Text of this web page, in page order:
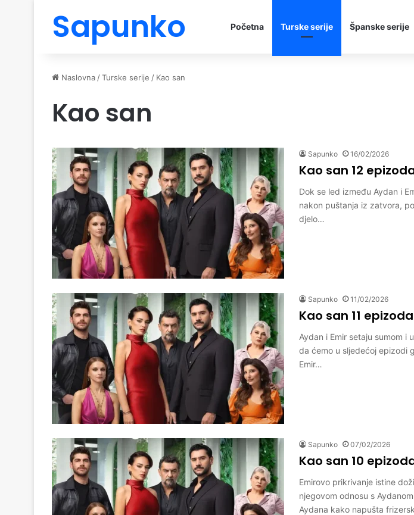
Sapunko Početna Turske serije Španske serije
Naslovna /Turske serije / Kao san
Kao san
Sapunko 16/02/2026
Kao san 12
Dok se led između Aydan i
nakon puštanja iz zatvora,
djelo…
Sapunko 11/02/2026
Kao san 11 epizoda
Aydan i Emir setaju sumom i
da ćemo u sljedećoj epizodi
Emir…
Sapunko 07/02/2026
Kao san 10
Emirovo prikrivanje istine
njegovom odnosu s
Aydana kako napušta